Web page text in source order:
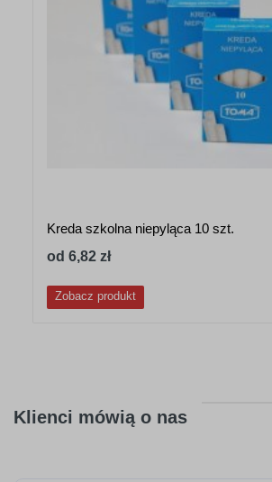
Kreda szkolna niepyląca 10 szt.
od 6,82 zł
Zobacz produkt
Klienci mówią o nas